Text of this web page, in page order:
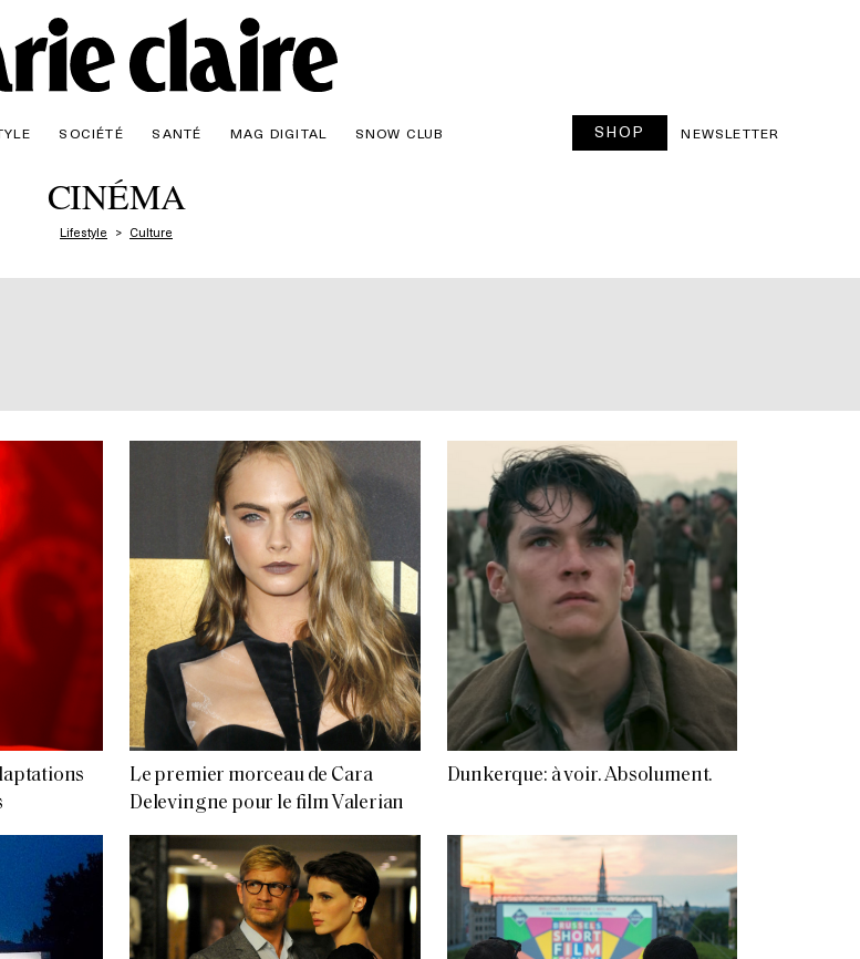
SOCIÉTÉ SANTÉ MAG DIGITAL SNOW CLUB SHOP NEWSLETTER
CINÉMA
Lifestyle Culture
Le premier morceau de Cara
Delevingne pour le film Valerian
Dunkerque: à voir. Absolument.